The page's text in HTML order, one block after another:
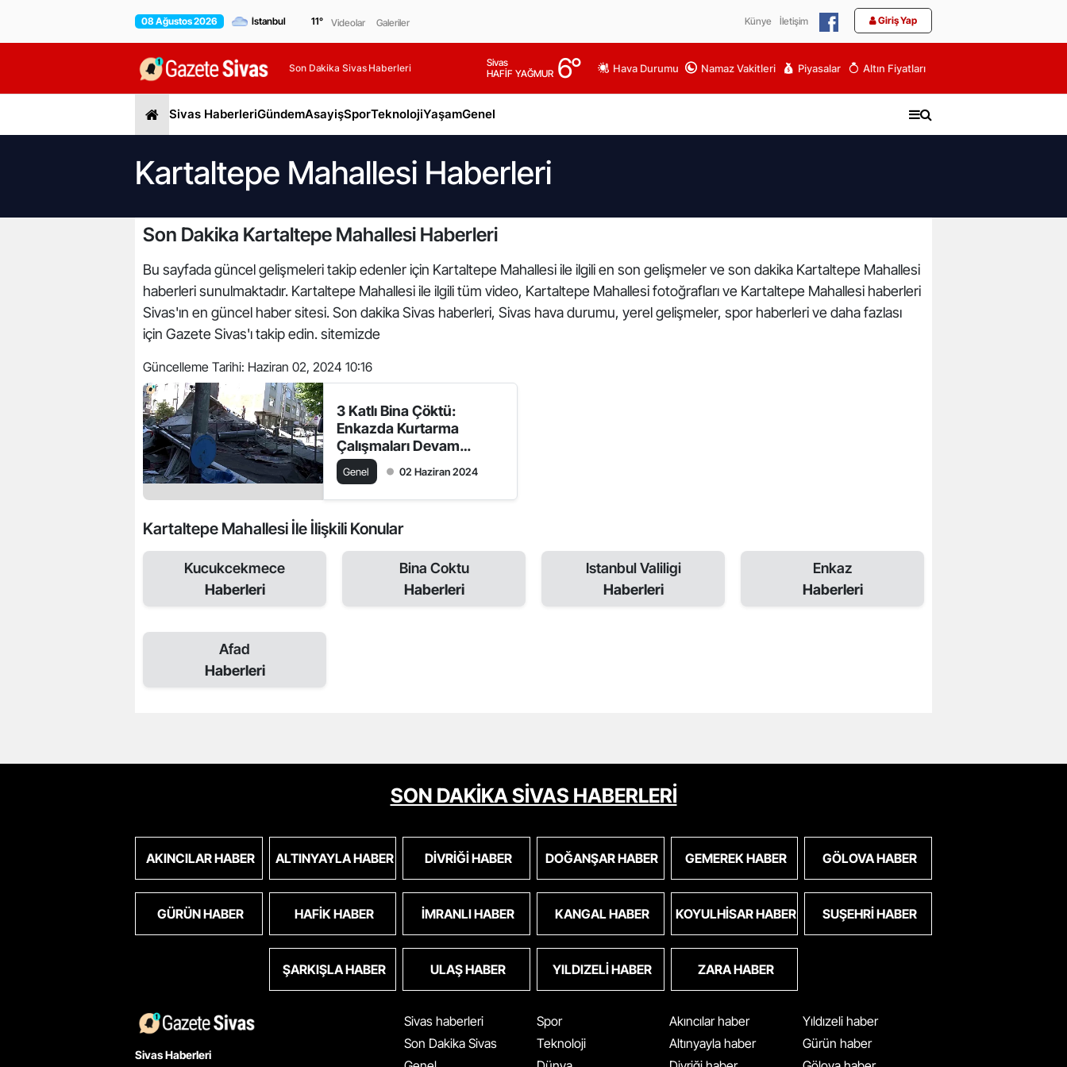
08 Ağustos 2026 11° Videolar Galeriler Künye İletişim Giriş Yap
Son Dakika Sivas Haberleri
Sivas
HAFİF YAĞMUR 6° Hava Durumu Namaz Vakitleri Piyasalar Altın Fiyatları
Sivas HaberleriGündemAsayişSporTeknolojiYaşamGenel
Kartaltepe Mahallesi Haberleri
Son Dakika Kartaltepe Mahallesi Haberleri
Bu sayfada güncel gelişmeleri takip edenler için Kartaltepe Mahallesi ile ilgili en son gelişmeler ve son dakika Kartaltepe Mahallesi
haberleri sunulmaktadır. Kartaltepe Mahallesi ile ilgili tüm video, Kartaltepe Mahallesi fotoğrafları ve Kartaltepe Mahallesi haberleri
Sivas'ın en güncel haber sitesi. Son dakika Sivas haberleri, Sivas hava durumu, yerel gelişmeler, spor haberleri ve daha fazlası
için Gazete Sivas'ı takip edin. sitemizde
Güncelleme Tarihi: Haziran 02, 2024 10:16
3 Katlı Bina Çöktü:
Enkazda Kurtarma
Çalışmaları Devam
Ediyor
Genel 02 Haziran 2024
Kartaltepe Mahallesi İle İlişkili Konular
Kucukcekmece
Haberleri
Bina Coktu
Haberleri
Istanbul Valiligi
Haberleri
Enkaz
Haberleri
Afad
Haberleri
SON DAKİKA SİVAS HABERLERİ
AKINCILAR HABER ALTINYAYLA HABER DIVRIĞI HABER DOĞANŞAR HABER GEMEREK HABER GÖLOVA HABER
GÜRÜN HABER HAFIK HABER İMRANLI HABER KANGAL HABER KOYULHISAR HABER SUŞEHRI HABER
ŞARKIŞLA HABER ULAŞ HABER YILDIZELI HABER ZARA HABER
Sivas Haberleri
Sivas haberleri
Son Dakika Sivas
Spor
Teknoloji
Akıncılar haber
Altınyayla haber
Yıldızeli haber
Gürün haber